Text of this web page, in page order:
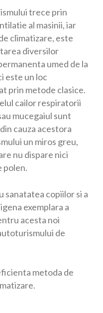
trece prin
al masinii, iar
climatizare, este
diversilor
umed de la
este un loc
prin metode clasice.
cailor respiratorii
mucegaiul sunt
cauza acestora
un miros greu,
nu dispare nici
polen.
copiilor si a
exemplara a
acesta noi
de
metoda de